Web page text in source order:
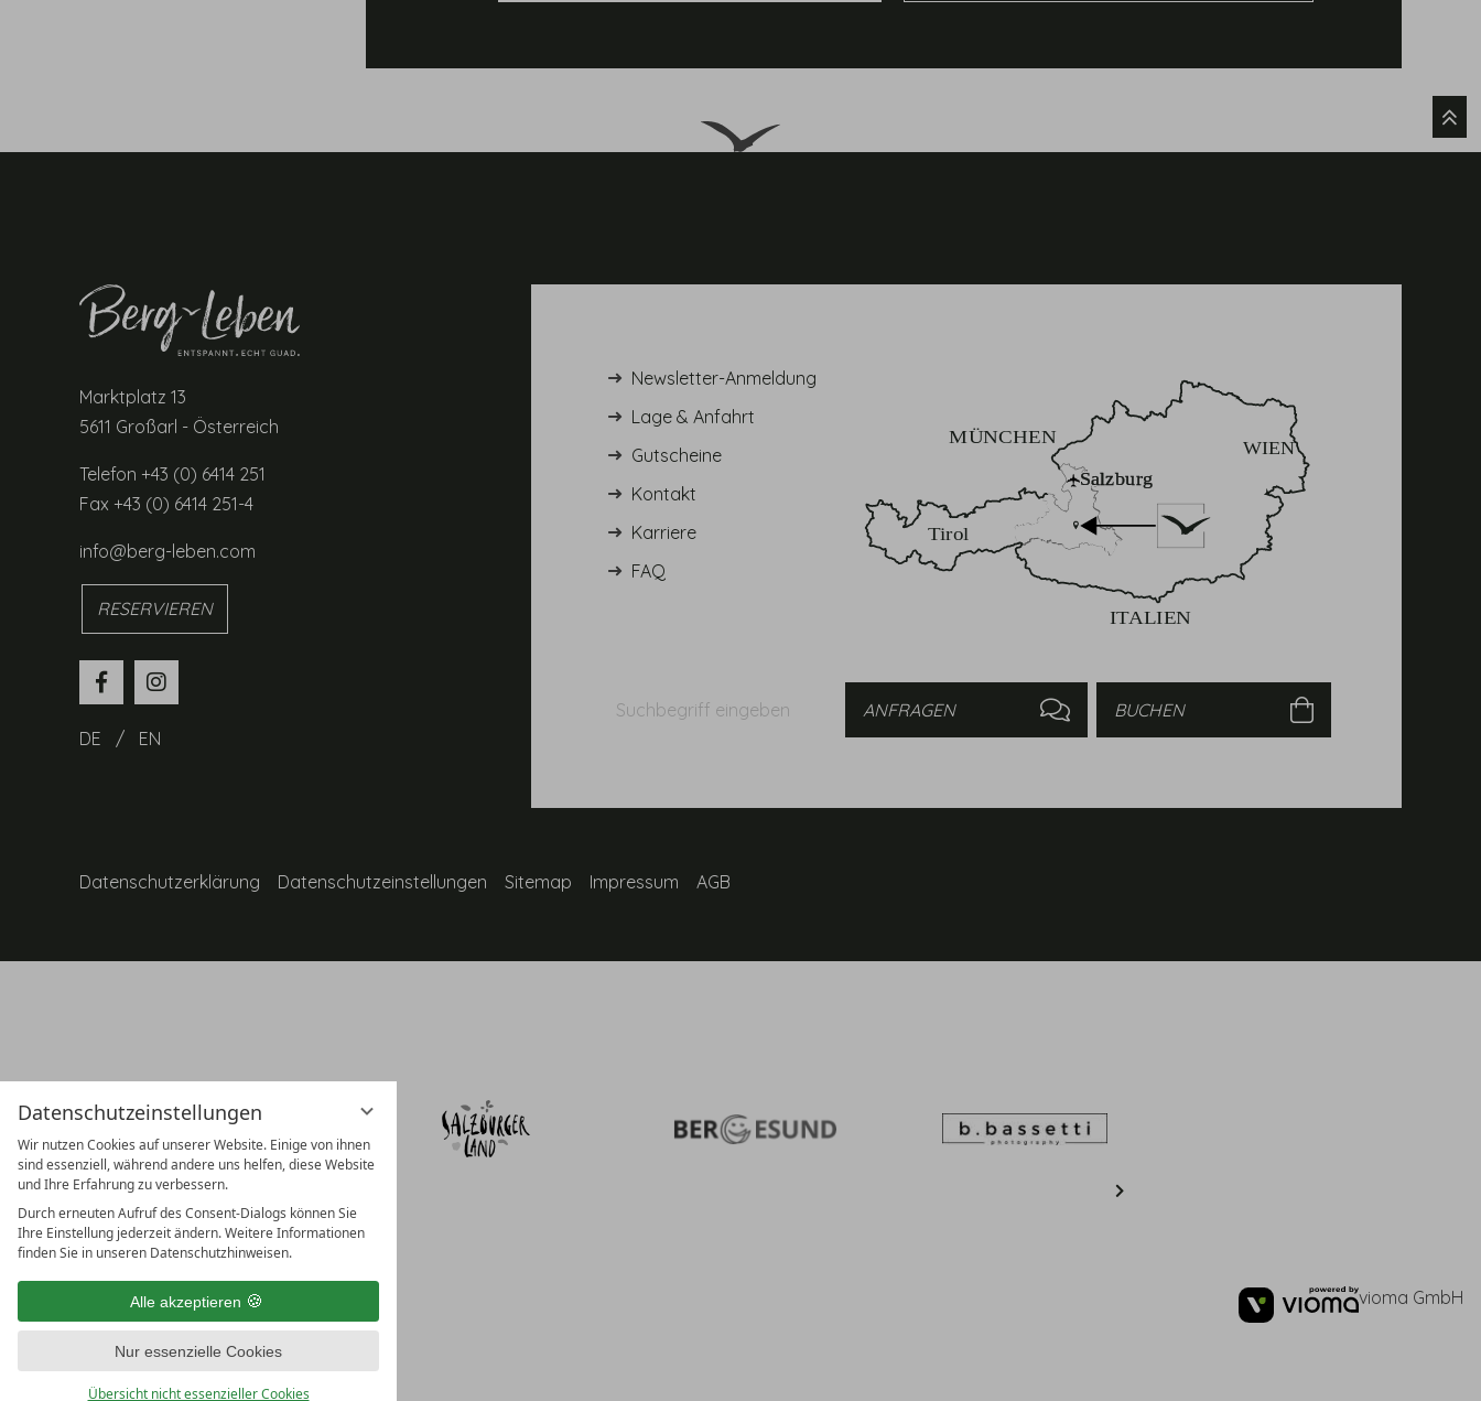
Datenschutzeinstellungen
Wir nutzen Cookies auf unserer Website. Einige von ihnen
sind essenziell, während andere uns helfen, diese Website
und Ihre Erfahrung zu verbessern.
Durch erneuten Aufruf des Consent-Dialogs können Sie
Ihre Einstellung jederzeit ändern. Weitere Informationen
finden Sie in unseren Datenschutzhinweisen.
Alle akzeptieren
Nur essenzielle Cookies
Übersicht nicht essenzieller Cookies
Marktplatz 13
5611 Großarl - Österreich
Telefon +43 (0) 6414 251
Fax +43 (0) 6414 251-4
info@berg-leben.com
RESERVIEREN
DE EN
Newsletter-Anmeldung
Lage & Anfahrt
Gutscheine
Kontakt
Karriere
FAQ
Suchen Anfragen
Datenschutzerklärung Datenschutzeinstellungen Sitemap Impressum AGB
vioma GmbH